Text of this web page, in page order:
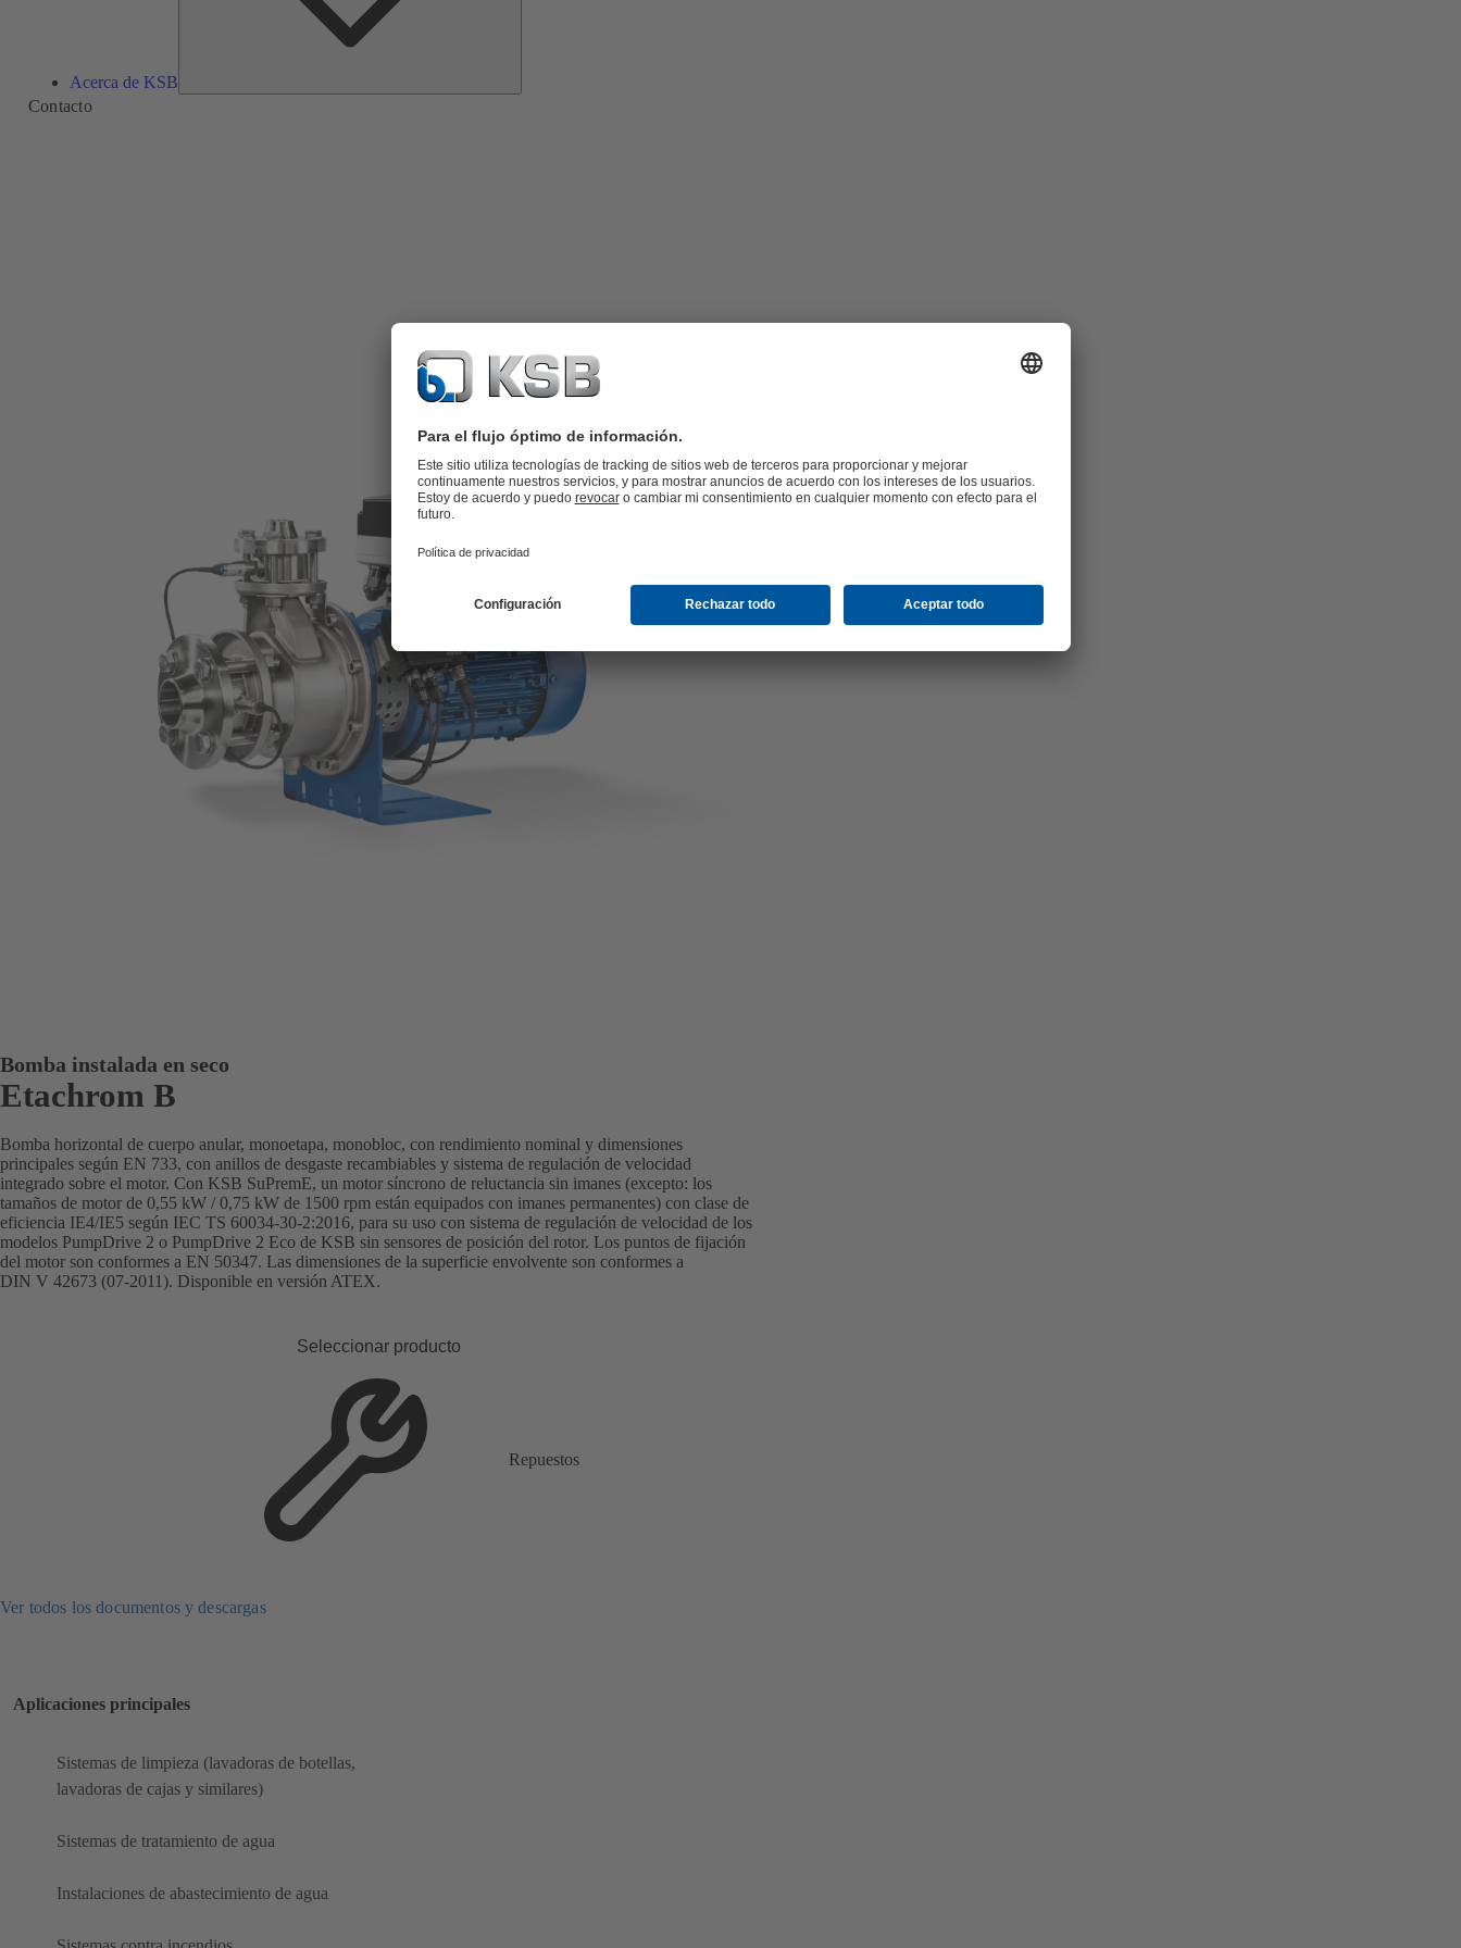
Acerca de KSB
Contacto
Bomba instalada en seco
Etachrom B
Bomba horizontal de cuerpo anular, monoetapa, monobloc, con rendimiento nominal y dimensiones
principales según EN 733, con anillos de desgaste recambiables y sistema de regulación de velocidad
integrado sobre el motor. Con KSB SuPremE, un motor síncrono de reluctancia sin imanes (excepto: los
tamaños de motor de 0,55 kW / 0,75 kW de 1500 rpm están equipados con imanes permanentes) con clase de
eficiencia IE4/IE5 según IEC TS 60034-30-2:2016, para su uso con sistema de regulación de velocidad de los
modelos PumpDrive 2 o PumpDrive 2 Eco de KSB sin sensores de posición del rotor. Los puntos de fijación
del motor son conformes a EN 50347. Las dimensiones de la superficie envolvente son conformes a
DIN V 42673 (07-2011). Disponible en versión ATEX.
Seleccionar producto
Repuestos
Ver todos los documentos y descargas
Aplicaciones principales
Sistemas de limpieza (lavadoras de botellas,
lavadoras de cajas y similares)
Sistemas de tratamiento de agua
Instalaciones de abastecimiento de agua